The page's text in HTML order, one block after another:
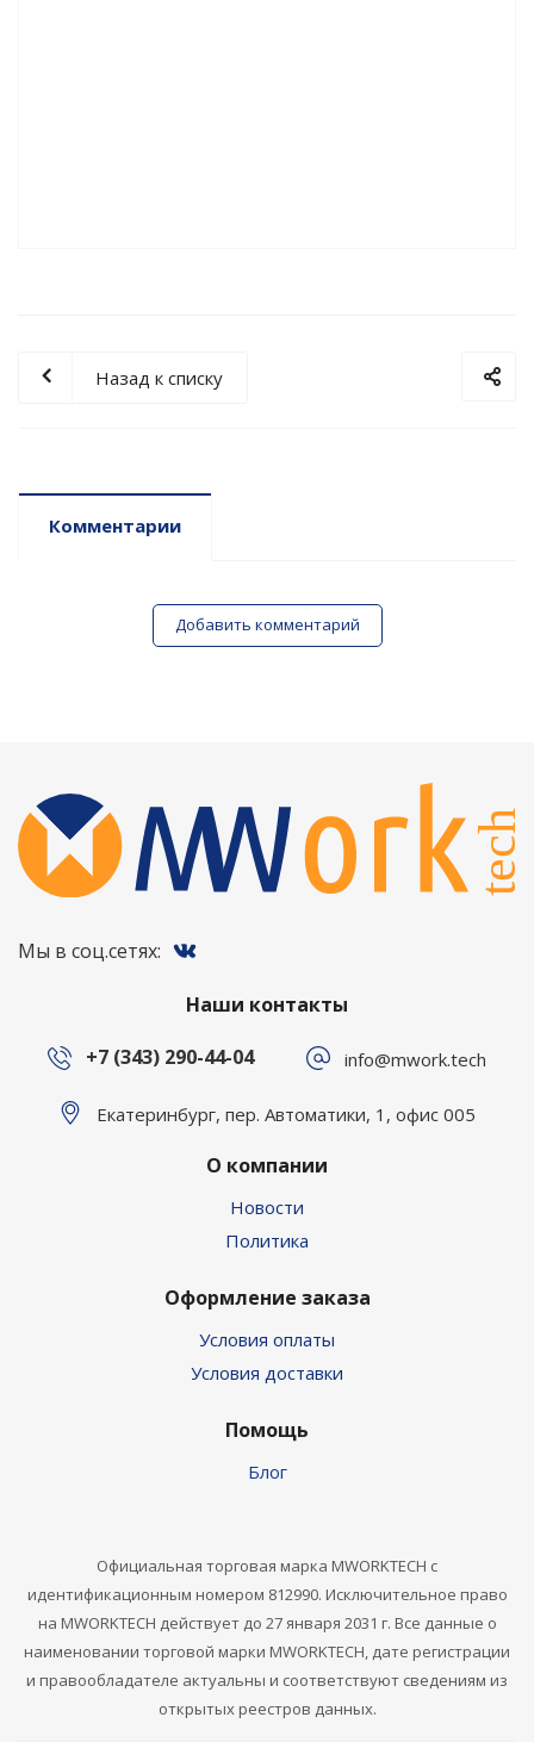
Назад к списку
Комментарии
Добавить комментарий
Мы в соц.сетях:
О компании
Новости
Политика
Оформление заказа
Условия оплаты
Условия доставки
Помощь
Блог
Наши контакты
+7 (343) 290-44-04
info@mwork.tech
Екатеринбург, пер. Автоматики, 1, офис 005
Официальная торговая марка MWORKTECH с
идентификационным номером 812990. Исключительное право
на MWORKTECH действует до 27 января 2031 г. Все данные о
наименовании торговой марки MWORKTECH, дате регистрации
и правообладателе актуальны и соответствуют сведениям из
открытых реестров данных.